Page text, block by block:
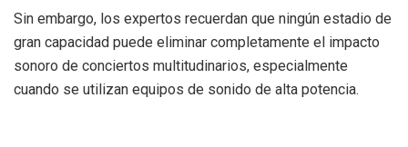
Sin embargo, los expertos recuerdan que ningún estadio de
gran capacidad puede eliminar completamente el impacto
sonoro de conciertos multitudinarios, especialmente
cuando se utilizan equipos de sonido de alta potencia.